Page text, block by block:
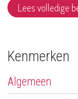
Lees volledige
Kenmerken
Algemeen